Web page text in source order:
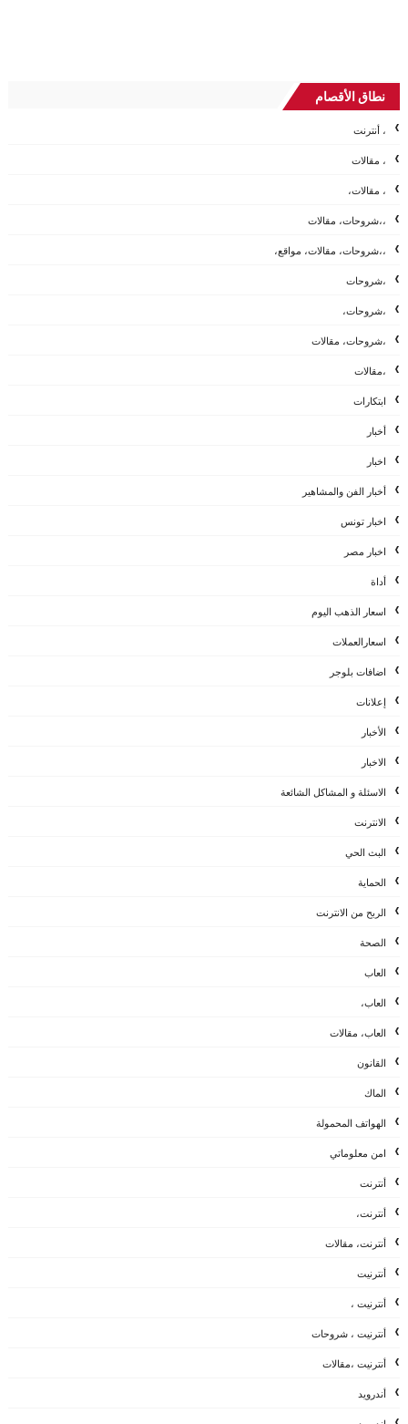
نطاق الأقصام
، أنترنت
، مقالات
، مقالات،
،،شروحات، مقالات
،،شروحات، مقالات، مواقع،
،شروحات
،شروحات،
،شروحات، مقالات
،مقالات
ابتكارات
أخبار
اخبار
أخبار الفن والمشاهير
اخبار تونس
اخبار مصر
أداة
اسعار الذهب اليوم
اسعارالعملات
اضافات بلوجر
إعلانات
الأخبار
الاخبار
الاسئلة و المشاكل الشائعة
الانترنت
البث الحي
الحماية
الربح من الانترنت
الصحة
العاب
العاب،
العاب، مقالات
القانون
الماك
الهواتف المحمولة
امن معلوماتي
أنترنت
أنترنت،
أنترنت، مقالات
أنترنيت
أنترنيت ،
أنترنيت ، شروحات
أنترنيت ،مقالات
أندرويد